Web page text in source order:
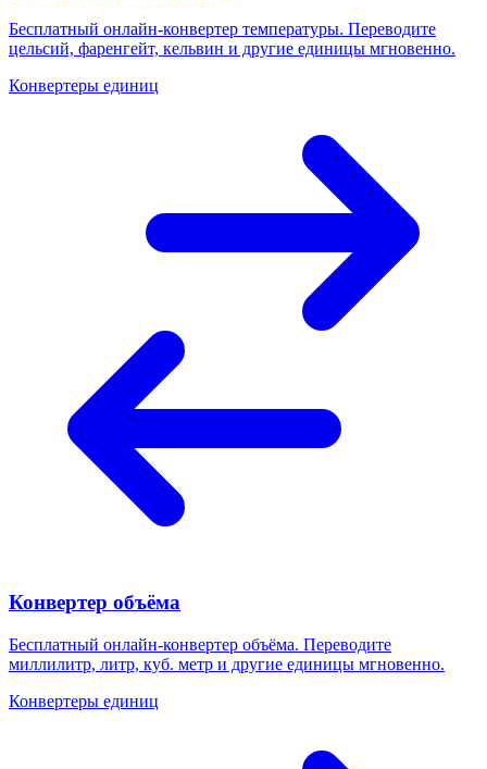
Бесплатный онлайн-конвертер температуры. Переводите
цельсий, фаренгейт, кельвин и другие единицы мгновенно.
Конвертеры единиц
Конвертер объёма
Бесплатный онлайн-конвертер объёма. Переводите
миллилитр, литр, куб. метр и другие единицы мгновенно.
Конвертеры единиц